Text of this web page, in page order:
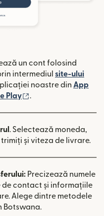
un cont folosind
intermediul site-ului
într-o fereastră nouă)
noastre din App
o fereastră nouă)
Play .
. Selectează moneda,
și viteza de livrare.
Precizează numele
contact și informațiile
Alege dintre metodele
Botswana.